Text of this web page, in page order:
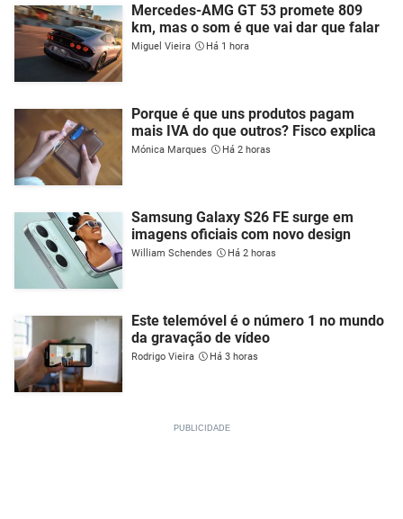
Mercedes-AMG GT 53 promete 809
km, mas o som é que vai dar que falar
Miguel Vieira Há 1 hora
Porque é que uns produtos pagam
mais IVA do que outros? Fisco explica
Mónica Marques Há 2 horas
Samsung Galaxy S26 FE surge em
imagens oficiais com novo design
William Schendes Há 2 horas
Este telemóvel é o número 1 no mundo
da gravação de vídeo
Rodrigo Vieira Há 3 horas